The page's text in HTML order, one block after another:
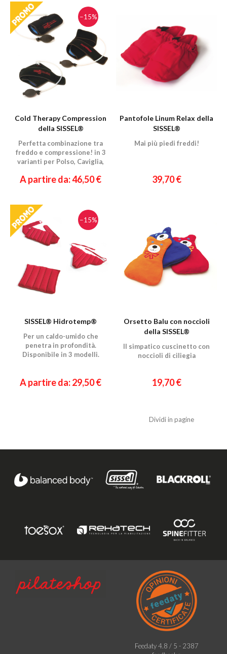
−15%
Cold Therapy Compression
della SISSEL®
Perfetta combinazione tra
freddo e compressione! in 3
varianti per Polso, Caviglia,
A partire da: 46,50 €
Pantofole Linum Relax della
SISSEL®
Mai più piedi freddi!
39,70 €
−15%
SISSEL® Hidrotemp®
Per un caldo-umido che
penetra in profondità.
Disponibile in 3 modelli.
A partire da: 29,50 €
Orsetto Balu con noccioli
della SISSEL®
Il simpatico cuscinetto con
noccioli di ciliegia
19,70 €
Dividi in pagine
Feedaty4.8 / 5 - 2387